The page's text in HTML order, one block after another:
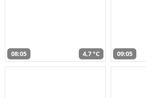
08:05 4,7 °C 09:05